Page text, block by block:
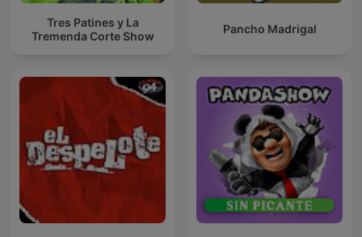
Tres Patines y La
Tremenda Corte Show
Pancho Madrigal